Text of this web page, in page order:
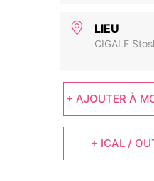
LIEU
CIGALE
+ AJOUTER À
+ ICAL /